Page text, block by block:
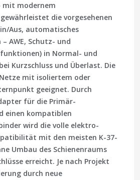
mit modernem
die vorgesehenen
Aus, automatisches
AWE, Schutz- und
in Normal- und
Kurzschluss und Überlast. Die
mit isoliertem oder
geeignet. Durch
für die Primär-
einen kompatiblen
wird die volle elektro-
mit den meisten K-37-
Umbau des Schienenraums
erreicht. Je nach Projekt
durch neue